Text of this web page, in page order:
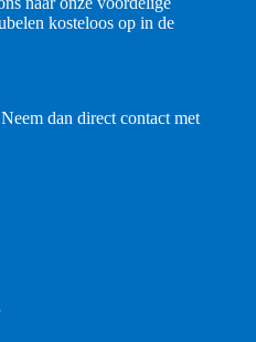
kosteloos op in de
dan direct contact met